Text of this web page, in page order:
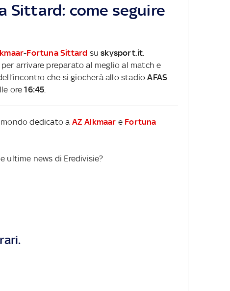
Sittard: come seguire
-Fortuna Sittard suskysport.it
arrivare preparato al meglio al match e
che si giocherà allo stadioAFAS
ore16:45
dedicato a AZ Alkmaar e Fortuna
ultime news di Eredivisie?